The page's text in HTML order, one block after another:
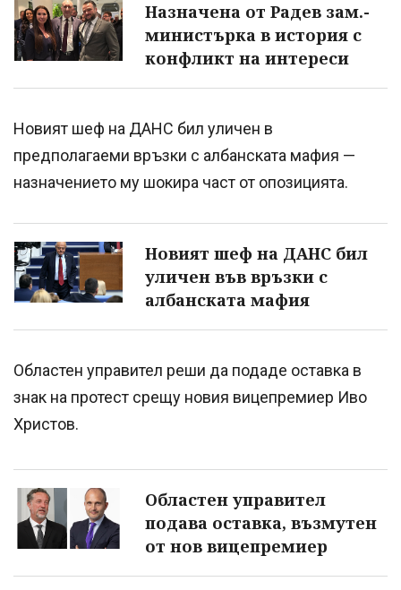
Назначена от Радев зам.-
министърка в история с
конфликт на интереси
Новият шеф на ДАНС бил уличен в
предполагаеми връзки с албанската мафия —
назначението му шокира част от опозицията.
Новият шеф на ДАНС бил
уличен във връзки с
албанската мафия
Областен управител реши да подаде оставка в
знак на протест срещу новия вицепремиер Иво
Христов.
Oбластен управител
подава оставка, възмутен
от нов вицепремиер